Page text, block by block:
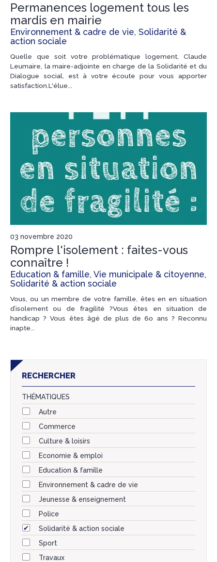
Permanences logement tous les
mardis en mairie
Environnement & cadre de vie, Solidarité &
action sociale
Quelle que soit votre problématique logement, Claude
Leumaire, la maire-adjointe en charge de la Solidarité et du
Dialogue social, est à votre écoute pour vous apporter
satisfaction.L'élue...
03 novembre 2020
Rompre l'isolement : faites-vous
connaître !
Education & famille, Vie municipale & citoyenne,
Solidarité & action sociale
Vous, ou un membre de votre famille, êtes en en situation
d’isolement ou de fragilité ?Vous êtes en situation de
handicap ? Vous êtes âgé de plus de 6o ans ? Reconnu
inapte...
RECHERCHER
THÉMATIQUES
Autre
Commerce
Culture & loisirs
Economie & emploi
Education & famille
Environnement & cadre de vie
Jeunesse & enseignement
Police
Solidarité & action sociale
Sport
Travaux